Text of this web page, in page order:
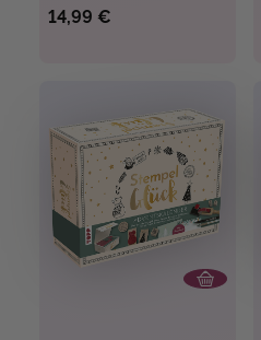
14,99 €